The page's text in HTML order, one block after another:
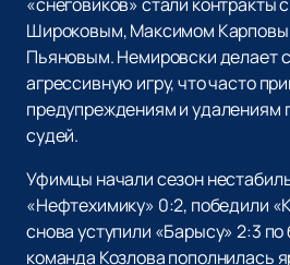
«снеговиков» стали контракты
Широковым, Максимом
Пьяновым. Немировски делает
агрессивную игру, что часто
предупреждениям и удалениям
судей.
Уфимцы начали сезон
«Нефтехимику» 0:2, победили
снова уступили «Барысу» 2:3
команда Козлова пополнилась